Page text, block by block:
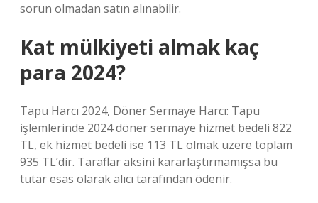
sorun olmadan satın alınabilir.
Kat mülkiyeti almak kaç
para 2024?
Tapu Harcı 2024, Döner Sermaye Harcı: Tapu
işlemlerinde 2024 döner sermaye hizmet bedeli 822
TL, ek hizmet bedeli ise 113 TL olmak üzere toplam
935 TL’dir. Taraflar aksini kararlaştırmamışsa bu
tutar esas olarak alıcı tarafından ödenir.